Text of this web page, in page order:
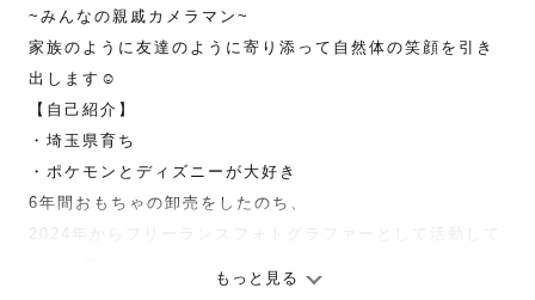
~みんなの親戚カメラマン~
家族のように友達のように寄り添って自然体の笑顔を引き
出します☺️
【自己紹介】
・埼玉県育ち
・ポケモンとディズニーが大好き
6年間おもちゃの卸売をしたのち、
2024年からフリーランスフォトグラファーとして活動して
もっと見る